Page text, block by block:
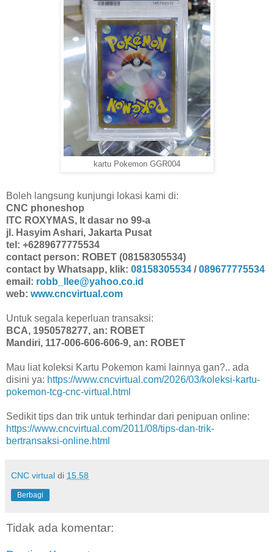
kartu Pokemon GGR004
Boleh langsung kunjungi lokasi kami di:
CNC phoneshop
ITC ROXYMAS, lt dasar no 99-a
jl. Hasyim Ashari, Jakarta Pusat
tel: +6289677775534
contact person: ROBET (08158305534)
contact by Whatsapp, klik: 08158305534 /089677775534
email: robb_llee@yahoo.co.id
web: www.cncvirtual.com
Untuk segala keperluan transaksi:
BCA, 1950578277, an: ROBET
Mandiri, 117-006-606-606-9, an: ROBET
Mau liat koleksi Kartu Pokemon kami lainnya gan?.. ada
disini ya: https://www.cncvirtual.com/2026/03/koleksi-kartu-
pokemon-tcg-cnc-virtual.html
Sedikit tips dan trik untuk terhindar dari penipuan online:
https://www.cncvirtual.com/2011/08/tips-dan-trik-
bertransaksi-online.html
CNC virtual di 15.58
Berbagi
Tidak ada komentar: